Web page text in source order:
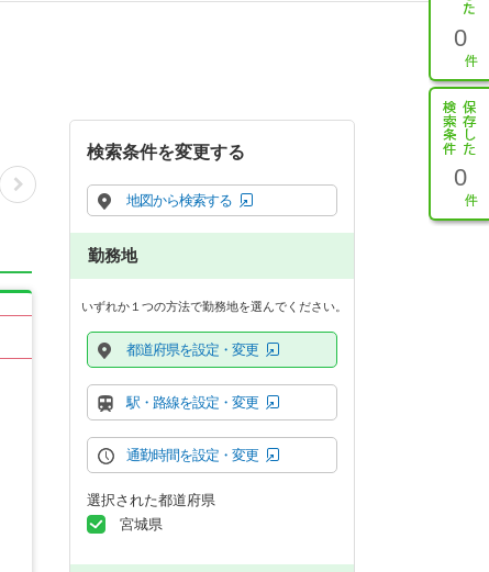
0
0
検索条件を変更する
地図から検索する
勤務地
いずれか１つの方法で勤務地を選んでください。
都道府県を設定・変更
駅・路線を設定・変更
通勤時間を設定・変更
選択された都道府県
宮城県